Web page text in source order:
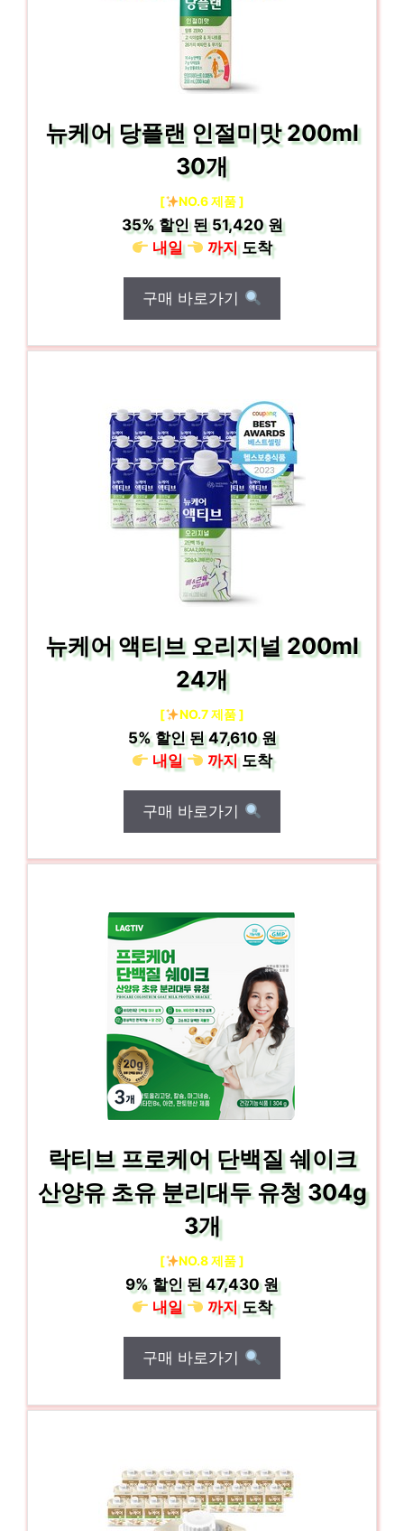
뉴케어 당플랜 인절미맛 200ml
30개
[ NO.6 제품 ]
35%할인 된51,420 원
내일
까지도착
구매 바로가기
뉴케어 액티브 오리지널 200ml
24개
[ NO.7 제품 ]
5%할인 된47,610 원
내일
까지도착
구매 바로가기
락티브 프로케어 단백질 쉐이크
산양유 초유 분리대두 유청 304g
3개
[ NO.8 제품 ]
9%할인 된47,430 원
내일
까지도착
구매 바로가기